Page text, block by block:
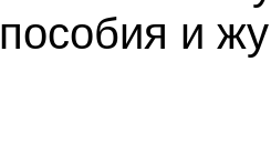
пособия и